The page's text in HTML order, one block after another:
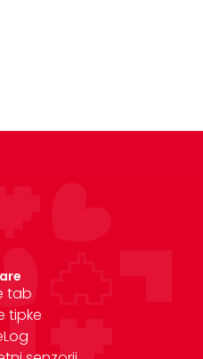
tab
tipke